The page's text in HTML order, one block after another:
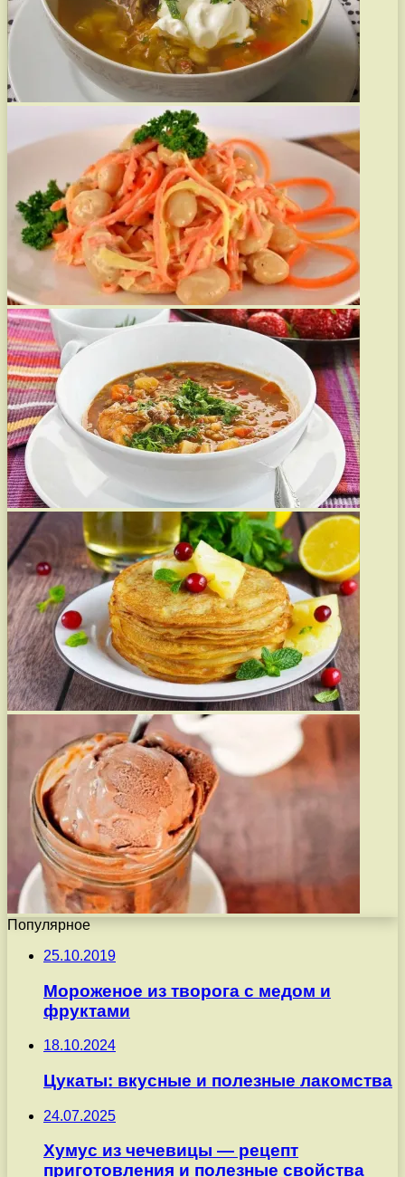
Популярное
25.10.2019
Мороженое из творога с медом и
фруктами
18.10.2024
Цукаты: вкусные и полезные лакомства
24.07.2025
Хумус из чечевицы — рецепт
приготовления и полезные свойства